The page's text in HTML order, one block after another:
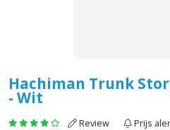
Hachiman Trunk
- Wit
Review Prijs